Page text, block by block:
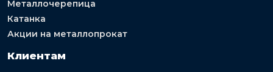
Металлочерепица
Катанка
Акции на металлопрокат
Клиентам